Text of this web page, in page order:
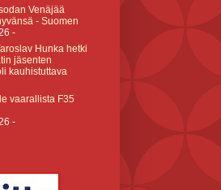
Venäjää
- Suomen
-
Hunka hetki
jäsenten
kauhistuttava
vaarallista F35
-